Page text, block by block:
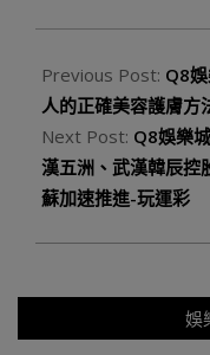
Previous Post: Q8
人的正確美容護膚方
Next Post: Q8娛樂
漢五洲、武漢韓辰控
蘇加速推進-玩運彩
娛